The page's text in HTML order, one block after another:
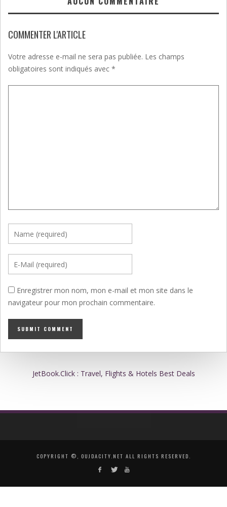
COMMENTER L'ARTICLE
Votre adresse e-mail ne sera pas publiée. Les champs
obligatoires sont indiqués avec *
Enregistrer mon nom, mon e-mail et mon site dans le
navigateur pour mon prochain commentaire.
JetBook.Click : Travel, Flights & Hotels Best Deals
COPYRIGHT ©, OUJDACITY.NET ALL RIGHTS RESERVED.